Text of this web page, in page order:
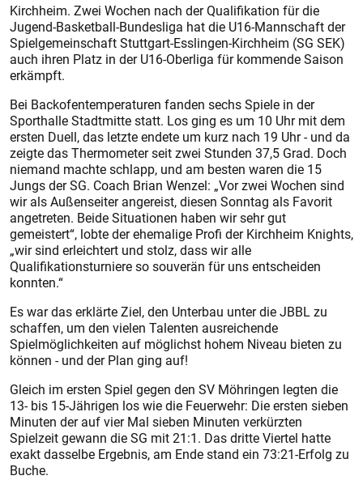
Kirchheim. Zwei Wochen nach der Qualifikation für die
Jugend-Basketball-Bundesliga hat die U16-Mannschaft der
Spielgemeinschaft Stuttgart-Esslingen-Kirchheim (SG SEK)
auch ihren Platz in der U16-Oberliga für kommende Saison
erkämpft.
Bei Backofentemperaturen fanden sechs Spiele in der
Sporthalle Stadtmitte statt. Los ging es um 10 Uhr mit dem
ersten Duell, das letzte endete um kurz nach 19 Uhr - und da
zeigte das Thermometer seit zwei Stunden 37,5 Grad. Doch
niemand machte schlapp, und am besten waren die 15
Jungs der SG. Coach Brian Wenzel: „Vor zwei Wochen sind
wir als Außenseiter angereist, diesen Sonntag als Favorit
angetreten. Beide Situationen haben wir sehr gut
gemeistert“, lobte der ehemalige Profi der Kirchheim Knights,
„wir sind erleichtert und stolz, dass wir alle
Qualifikationsturniere so souverän für uns entscheiden
konnten.“
Es war das erklärte Ziel, den Unterbau unter die JBBL zu
schaffen, um den vielen Talenten ausreichende
Spielmöglichkeiten auf möglichst hohem Niveau bieten zu
können - und der Plan ging auf!
Gleich im ersten Spiel gegen den SV Möhringen legten die
13- bis 15-Jährigen los wie die Feuerwehr: Die ersten sieben
Minuten der auf vier Mal sieben Minuten verkürzten
Spielzeit gewann die SG mit 21:1. Das dritte Viertel hatte
exakt dasselbe Ergebnis, am Ende stand ein 73:21-Erfolg zu
Buche.